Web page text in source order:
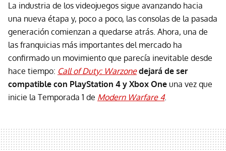
La industria de los videojuegos sigue avanzando hacia
una nueva étapa y, poco a poco, las consolas de la pasada
generación comienzan a quedarse atrás. Ahora, una de
las franquicias más importantes del mercado ha
confirmado un movimiento que parecía inevitable desde
hace tiempo: Call of Duty: Warzone dejará de ser
compatible con PlayStation 4 y Xbox One una vez que
inicie la Temporada 1 de Modern Warfare 4.